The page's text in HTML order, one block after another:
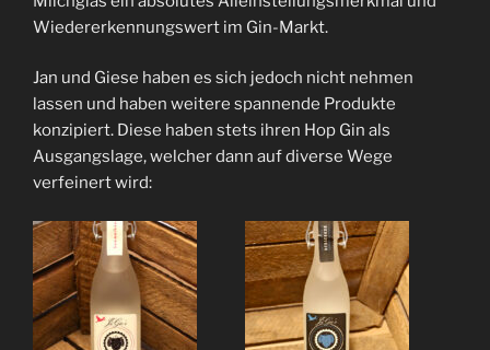
Wiedererkennungswert im Gin-Markt.
Jan und Giese haben es sich jedoch nicht nehmen
lassen und haben weitere spannende Produkte
konzipiert. Diese haben stets ihren Hop Gin als
Ausgangslage, welcher dann auf diverse Wege
verfeinert wird: